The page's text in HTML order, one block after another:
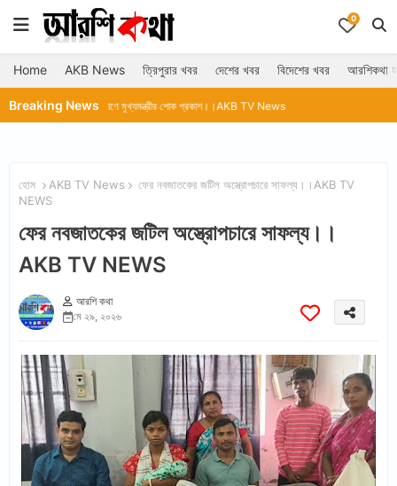
0
Home AKB News ত্রিপুরার খবর দেশের খবর বিদেশের খবর আরশিকথা
Breaking News
প্রয়াণে মুখ্যমন্ত্রীর শোক প্রকাশ।।AKB TV News
হোম AKB TV News
ফের নবজাতকের জটিল অস্ত্রোপচারে সাফল্য।।AKB TV
NEWS
ফের নবজাতকের জটিল অস্ত্রোপচারে সাফল্য।।
AKB TV NEWS
আরশি কথা
মে ২৯, ২০২৬